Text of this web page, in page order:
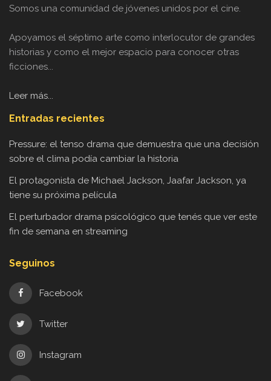
Somos una comunidad de jóvenes unidos por el cine.
Apoyamos el séptimo arte como interlocutor de grandes
historias y como el mejor espacio para conocer otras
ficciones...
Leer más...
Entradas recientes
Pressure: el tenso drama que demuestra que una decisión
sobre el clima podía cambiar la historia
El protagonista de Michael Jackson, Jaafar Jackson, ya
tiene su próxima película
El perturbador drama psicológico que tenés que ver este
fin de semana en streaming
Seguinos
Facebook
Twitter
Instagram